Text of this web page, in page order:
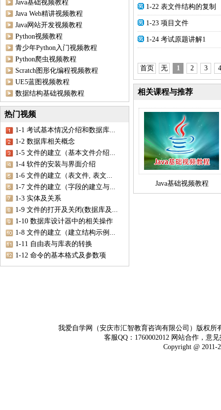
Java基础视频教程
Java Web精讲视频教程
Java网站开发视频教程
Python视频教程
青少年Python入门视频教程
Python爬虫视频教程
Scratch图形化编程视频教程
UE5蓝图视频教程
数据结构基础视频教程
热门视频
1-1 考试基本情况介绍和数据库...
1-2 数据库相关概念
1-5 文件的建立（基本文件介绍...
1-4 软件的安装与界面介绍
1-6 文件的建立（表文件, 表文...
1-7 文件的建立（字段的建立与...
1-3 实体及关系
1-9 文件的打开及关闭(数据库及...
1-10 数据库设计器中的相关操作
1-8 文件的建立（建立结构示例...
1-11 自由表与库表的转换
1-12 命令的基本格式及参数项
1-22 表文件结构的复制
1-23 项目文件
1-24 考试原题讲解1
首页 无 1 2 3 4
相关课程与推荐
Java基础视频教程
我爱自学网（安庆市汇智教育咨询有限公司）版权
客服QQ：1760002012 网站合作，意
Copyright @